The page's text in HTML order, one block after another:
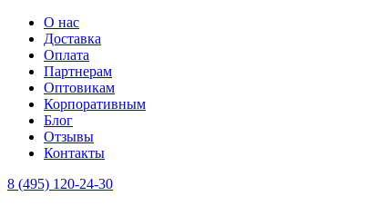
О нас
Доставка
Оплата
Партнерам
Оптовикам
Корпоративным
Блог
Отзывы
Контакты
8 (495) 120-24-30